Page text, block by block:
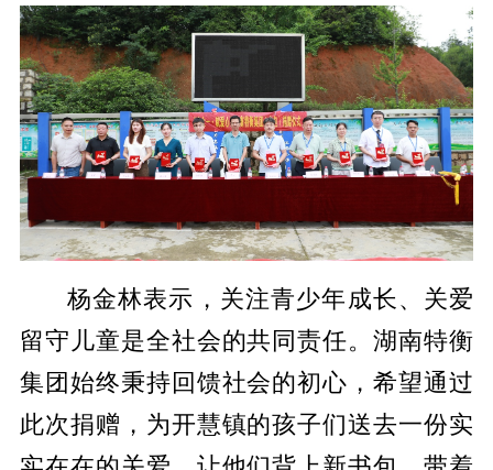
杨金林表示，关注青少年成长、关爱
留守儿童是全社会的共同责任。湖南特衡
集团始终秉持回馈社会的初心，希望通过
此次捐赠，为开慧镇的孩子们送去一份实